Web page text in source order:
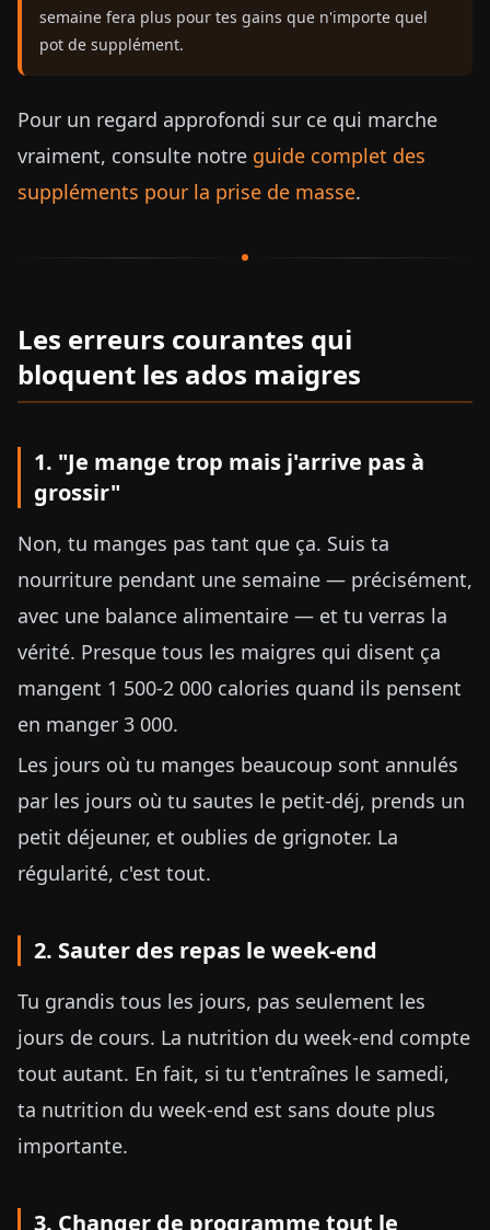
semaine fera plus pour tes gains que n'importe quel
pot de supplément.
Pour un regard approfondi sur ce qui marche
vraiment, consulte notre guide complet des
suppléments pour la prise de masse.
Les erreurs courantes qui
bloquent les ados maigres
1. "Je mange trop mais j'arrive pas à
grossir"
Non, tu manges pas tant que ça. Suis ta
nourriture pendant une semaine — précisément,
avec une balance alimentaire — et tu verras la
vérité. Presque tous les maigres qui disent ça
mangent 1 500-2 000 calories quand ils pensent
en manger 3 000.
Les jours où tu manges beaucoup sont annulés
par les jours où tu sautes le petit-déj, prends un
petit déjeuner, et oublies de grignoter. La
régularité, c'est tout.
2. Sauter des repas le week-end
Tu grandis tous les jours, pas seulement les
jours de cours. La nutrition du week-end compte
tout autant. En fait, si tu t'entraînes le samedi,
ta nutrition du week-end est sans doute plus
importante.
3. Changer de programme tout le